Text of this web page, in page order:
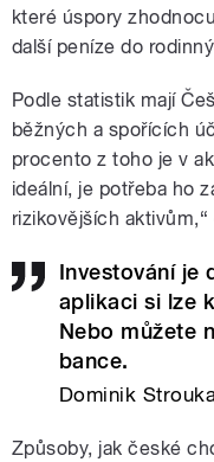
které úspory
další peníze do
Podle statistik mají
běžných a spořících
procento z toho je v
ideální, je potřeba ho
rizikovějších
Investování je
aplikaci si lze
Nebo můžete
bance.
Dominik
Způsoby, jak české